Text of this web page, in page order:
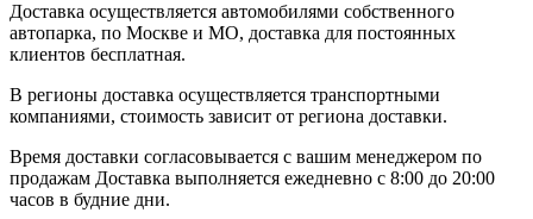
Доставка осуществляется автомобилями собственного
автопарка, по Москве и МО, доставка для постоянных
клиентов бесплатная.
В регионы доставка осуществляется транспортными
компаниями, стоимость зависит от региона доставки.
Время доставки согласовывается с вашим менеджером по
продажам Доставка выполняется ежедневно с 8:00 до 20:00
часов в будние дни.